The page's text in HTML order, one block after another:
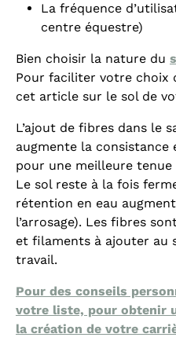
La fréquence
centre équestre)
Bien choisir la nature du
Pour faciliter votre choix
cet article sur le sol de
L’ajout de fibres dans le
augmente la consistance
pour une meilleure
Le sol reste à la fois
rétention en eau
l’arrosage). Les fibres
et filaments à ajouter au
travail.
Pour des conseils
votre liste, pour obtenir
la création de votre